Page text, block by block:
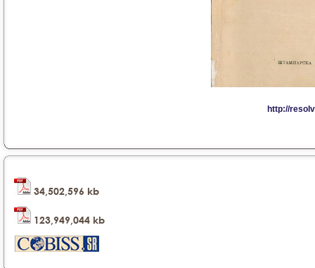
34,502,596 kb
123,949,044 kb